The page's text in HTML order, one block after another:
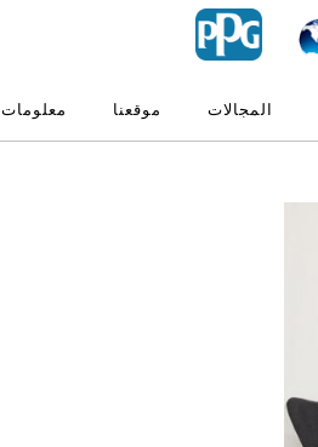
المجالات موقعنا معلومات